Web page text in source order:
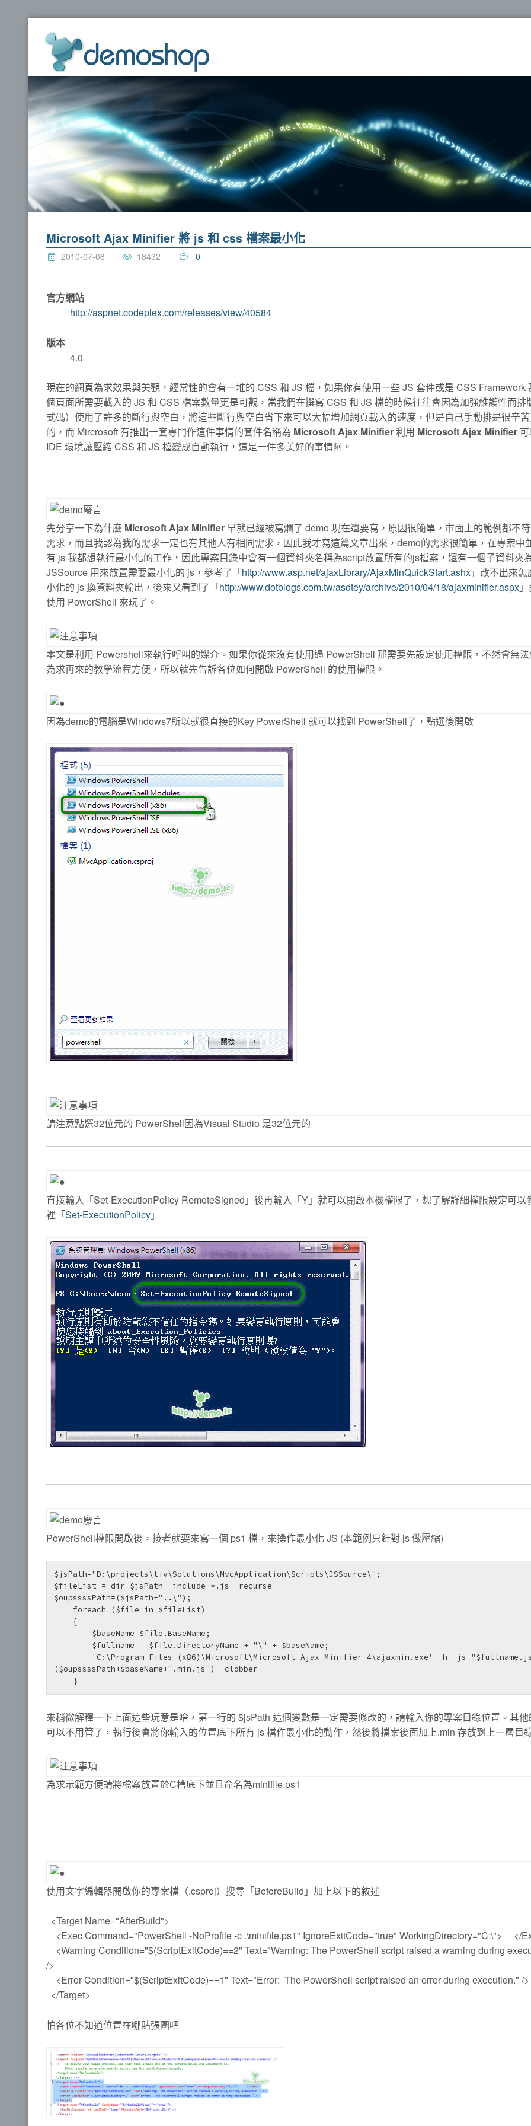
Microsoft Ajax Minifier 將 js 和 css 檔案最小化
2010-07-08 18432 0
官方網站
http://aspnet.codeplex.com/releases/view/40584
版本
4.0
現在的網頁為求效果與美觀，經常性的會有一堆的 CSS 和 JS 檔，如果你有使用一些 JS 套件或是 CSS Framework
個頁面所需要載入的 JS 和 CSS 檔案數量更是可觀，當我們在撰寫 CSS 和 JS 檔的時候往往會因為加強維護性而排
式碼）使用了許多的斷行與空白，將這些斷行與空白省下來可以大幅增加網頁載入的速度，但是自己手動排是很辛
的，而 Mircrosoft 有推出一套專門作這件事情的套件名稱為 Microsoft Ajax Minifier利用 Microsoft Ajax Minifier
IDE 環境讓壓縮 CSS 和 JS 檔變成自動執行，這是一件多美好的事情阿。
先分享一下為什麼 Microsoft Ajax Minifier早就已經被寫爛了 demo 現在還要寫，原因很簡單，市面上的範例都不
需求，而且我認為我的需求一定也有其他人有相同需求，因此我才寫這篇文章出來，demo的需求很簡單，在專案中
有 js 我都想執行最小化的工作，因此專案目錄中會有一個資料夾名稱為script放置所有的js檔案，還有一個子資料夾
JSSource 用來放置需要最小化的 js，參考了「http://www.asp.net/ajaxLibrary/AjaxMinQuickStart.ashx」改不出來
小化的 js 換資料夾輸出，後來又看到了「http://www.dotblogs.com.tw/asdtey/archive/2010/04/18/ajaxminifier.aspx
使用 PowerShell 來玩了。
本文是利用 Powershell來執行呼叫的媒介。如果你從來沒有使用過 PowerShell 那需要先設定使用權限，不然會無
為求再來的教學流程方便，所以就先告訴各位如何開啟 PowerShell 的使用權限。
因為demo的電腦是Windows7所以就很直接的Key PowerShell 就可以找到 PowerShell了，點選後開啟
請注意點選32位元的 PowerShell因為Visual Studio 是32位元的
直接輸入「Set-ExecutionPolicy RemoteSigned」後再輸入「Y」就可以開啟本機權限了，想了解詳細權限設定可以
裡「Set-ExecutionPolicy」
PowerShell權限開啟後，接者就要來寫一個 ps1 檔，來操作最小化 JS (本範例只針對 js 做壓縮)
$jsPath="D:\projects\tiv\Solutions\MvcApplication\Scripts\JSSource\";
$fileList = dir $jsPath -include *.js -recurse
$oupssssPath=($jsPath+"..\");
($oupssssPath+$baseName+".min.js") -clobber
    }
來稍微解釋一下上面這些玩意是啥，第一行的 $jsPath 這個變數是一定需要修改的，請輸入你的專案目錄位置。其
可以不用管了，執行後會將你輸入的位置底下所有 js 檔作最小化的動作，然後將檔案後面加上.min 存放到上一層目
為求示範方便請將檔案放置於C槽底下並且命名為minifile.ps1
使用文字編輯器開啟你的專案檔（.csproj）搜尋「BeforeBuild」加上以下的敘述
<Target Name="AfterBuild">
<Exec Command="PowerShell -NoProfile -c .\minifile.ps1" IgnoreExitCode="true" WorkingDirectory="C:\"> </
<Warning Condition="$(ScriptExitCode)==2" Text="Warning: The PowerShell script raised a warning during
/>
<Error Condition="$(ScriptExitCode)==1" Text="Error: The PowerShell script raised an error during execution." />
</Target>
怕各位不知道位置在哪貼張圖吧